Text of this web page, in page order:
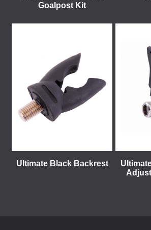
Goalpost Kit
Ultimate Black Backrest